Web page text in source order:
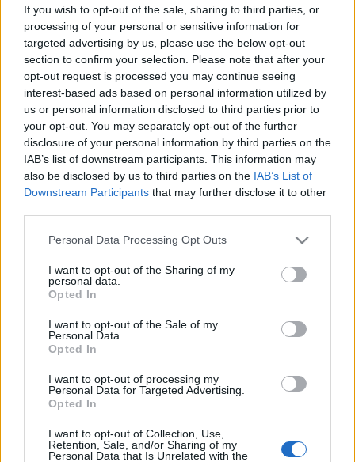
If you wish to opt-out of the sale, sharing to third parties, or
processing of your personal or sensitive information for
targeted advertising by us, please use the below opt-out
section to confirm your selection. Please note that after your
opt-out request is processed you may continue seeing
interest-based ads based on personal information utilized by
us or personal information disclosed to third parties prior to
your opt-out. You may separately opt-out of the further
disclosure of your personal information by third parties on the
IAB’s list of downstream participants. This information may
also be disclosed by us to third parties on the IAB’s List of
Downstream Participants that may further disclose it to other
Please note that this website/app uses one or more Google
not limited to your visit or usage behaviour. You may click to
grant or deny consent to Google and its third-party tags to
use your data for below specified purposes in below Google
consent section.
Personal Data Processing Opt Outs
I want to opt-out of the Sharing of my
personal data.
Opted In
I want to opt-out of the Sale of my
Personal Data.
Opted In
I want to opt-out of processing my
Personal Data for Targeted Advertising.
Opted In
I want to opt-out of Collection, Use,
Retention, Sale, and/or Sharing of my
Personal Data that Is Unrelated with the
tartott sokáig" - fogalmazott.
Fotó: delmagyar.hu
A riporter felvetette, a független színházakra egyre
kevesebb a pénz, ugyanakkor a nézői érdeklődés –
legalábbis Szegeden – egyre nagyobb.
Pintérúgy
látja, megváltozott a kultúrkoncepció. "Attól
függetlenül, hogy egy színház mennyire jó, híres,
Magyarországon és külföldön, el kell taposni, félre
kell állítani, amatőrnek kell titulálni csak azért, mert
független. TündökölhetBalázs Péter
Dörner György" - fogalmazott.